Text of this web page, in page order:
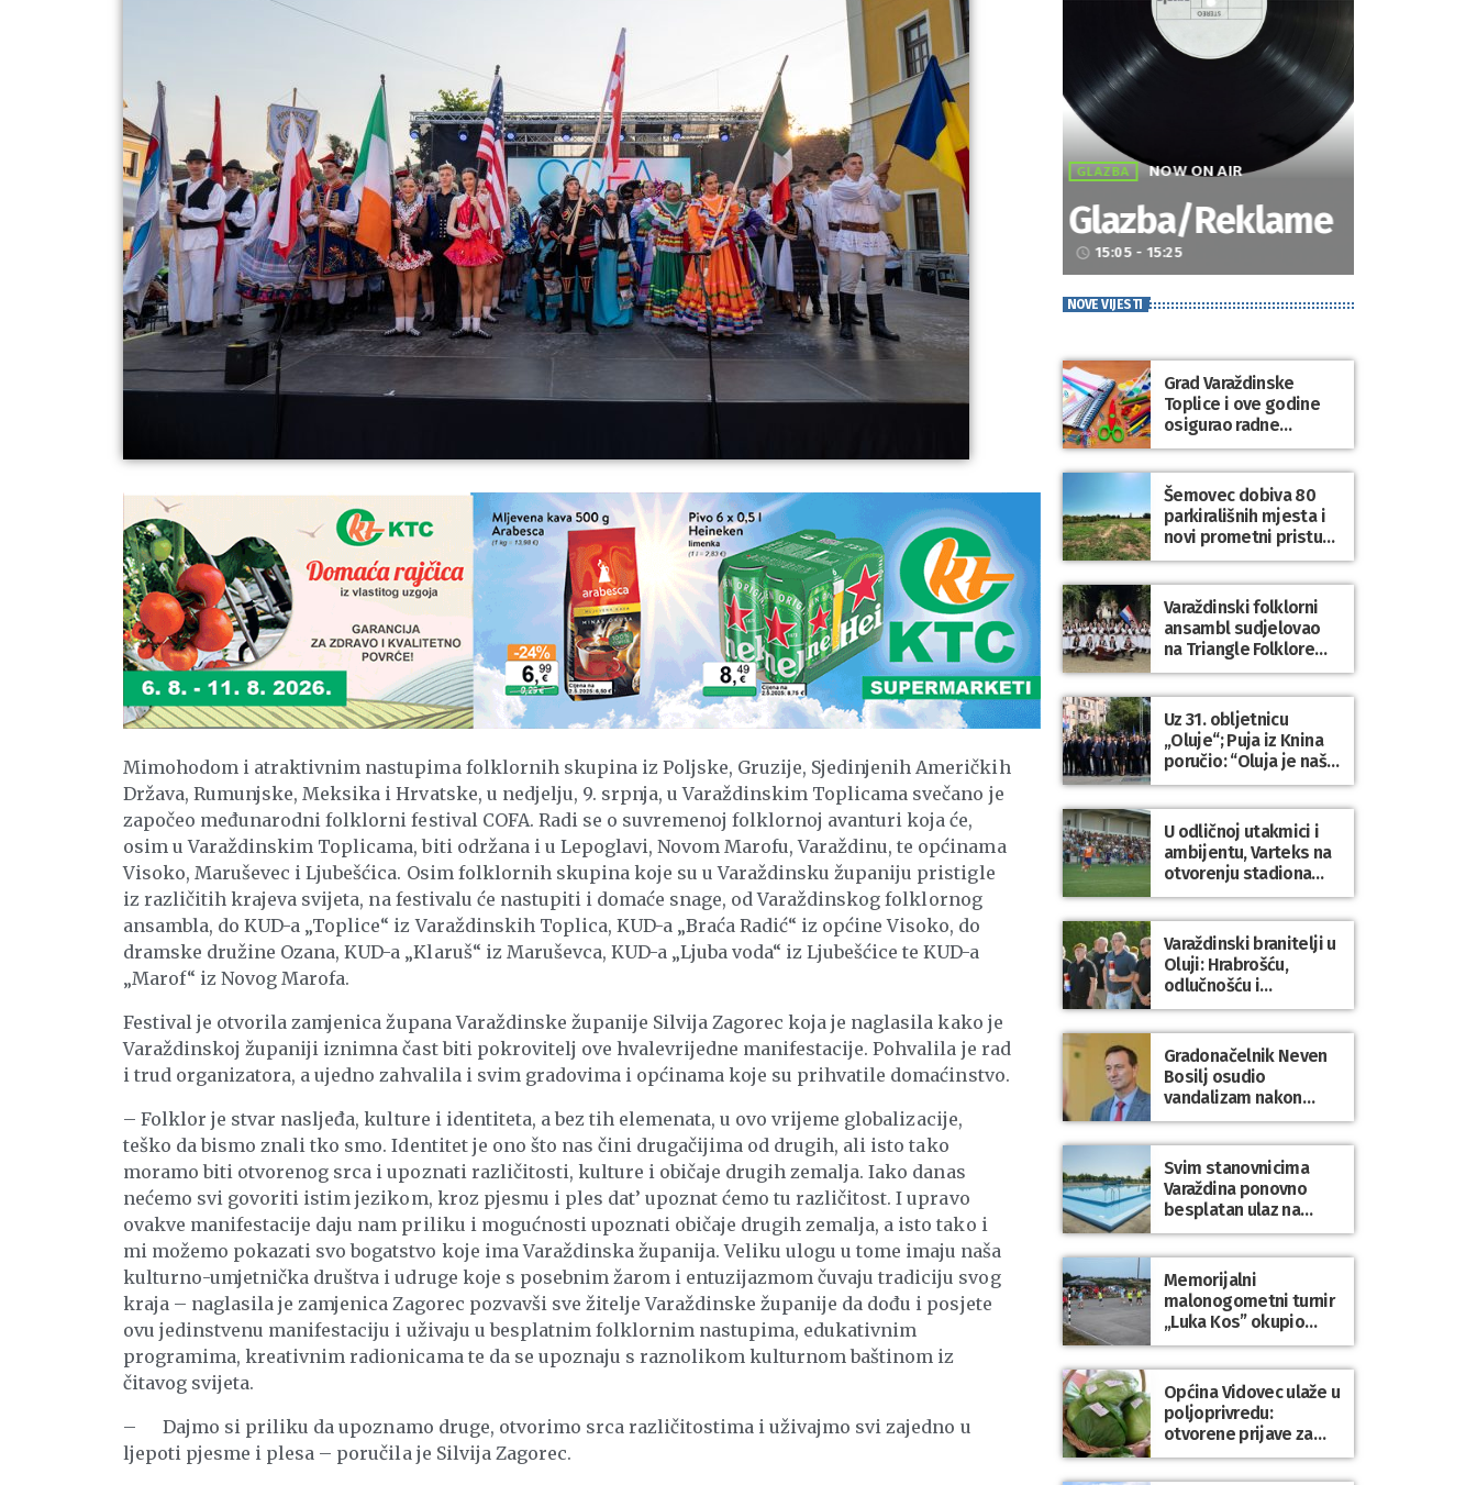
Mimohodom i atraktivnim nastupima folklornih skupina iz Poljske, Gruzije, Sjedinjenih Američkih
Država, Rumunjske, Meksika i Hrvatske, u nedjelju, 9. srpnja, u Varaždinskim Toplicama svečano je
započeo međunarodni folklorni festival COFA. Radi se o suvremenoj folklornoj avanturi koja će,
osim u Varaždinskim Toplicama, biti održana i u Lepoglavi, Novom Marofu, Varaždinu, te općinama
Visoko, Maruševec i Ljubešćica. Osim folklornih skupina koje su u Varaždinsku županiju pristigle
iz različitih krajeva svijeta, na festivalu će nastupiti i domaće snage, od Varaždinskog folklornog
ansambla, do KUD-a „Toplice“ iz Varaždinskih Toplica, KUD-a „Braća Radić“ iz općine Visoko, do
dramske družine Ozana, KUD-a „Klaruš“ iz Maruševca, KUD-a „Ljuba voda“ iz Ljubešćice te KUD-a
„Marof“ iz Novog Marofa.
Festival je otvorila zamjenica župana Varaždinske županije Silvija Zagorec koja je naglasila kako je
Varaždinskoj županiji iznimna čast biti pokrovitelj ove hvalevrijedne manifestacije. Pohvalila je rad
i trud organizatora, a ujedno zahvalila i svim gradovima i općinama koje su prihvatile domaćinstvo.
– Folklor je stvar nasljeđa, kulture i identiteta, a bez tih elemenata, u ovo vrijeme globalizacije,
teško da bismo znali tko smo. Identitet je ono što nas čini drugačijima od drugih, ali isto tako
moramo biti otvorenog srca i upoznati različitosti, kulture i običaje drugih zemalja. Iako danas
nećemo svi govoriti istim jezikom, kroz pjesmu i ples dat’ upoznat ćemo tu različitost. I upravo
ovakve manifestacije daju nam priliku i mogućnosti upoznati običaje drugih zemalja, a isto tako i
mi možemo pokazati svo bogatstvo koje ima Varaždinska županija. Veliku ulogu u tome imaju naša
kulturno-umjetnička društva i udruge koje s posebnim žarom i entuzijazmom čuvaju tradiciju svog
kraja – naglasila je zamjenica Zagorec pozvavši sve žitelje Varaždinske županije da dođu i posjete
ovu jedinstvenu manifestaciju i uživaju u besplatnim folklornim nastupima, edukativnim
programima, kreativnim radionicama te da se upoznaju s raznolikom kulturnom baštinom iz
čitavog svijeta.
– Dajmo si priliku da upoznamo druge, otvorimo srca različitostima i uživajmo svi zajedno u
ljepoti pjesme i plesa – poručila je Silvija Zagorec.
GLAZBA NOW ON AIR
Glazba/Reklame
access_time 15:05 - 15:25
NOVE VIJESTI
Grad Varaždinske
Toplice i ove godine
osigurao radne
bilježnice i dodatni
obrazovni materijal za
sve osnovnoškolce
Šemovec dobiva 80
parkirališnih mjesta i
novi prometni pristup
groblju
Varaždinski folklorni
ansambl sudjelovao
na Triangle Folklore
Festivalu u Danskoj
Uz 31. obljetnicu
„Oluje“; Puja iz Knina
poručio: “Oluja je naša
najveća pobjeda,
simbol slobode i
zajedništva!”
U odličnoj utakmici i
ambijentu, Varteks na
otvorenju stadiona
odigrao 1:1 s
Mariborom
Varaždinski branitelji u
Oluji: Hrabrošću,
odlučnošću i
zajedništvom do
slobodne Hrvatske!
Gradonačelnik Neven
Bosilj osudio
vandalizam nakon
utakmice NK Varaždin
– HNK Hajduk Split
Svim stanovnicima
Varaždina ponovno
besplatan ulaz na
Gradske bazene i
Gradsko kupalište na
Dravi
Memorijalni
malonogometni turnir
„Luka Kos” okupio
brojne ekipe i
posjetitelje u Sudovcu
Općina Vidovec ulaže u
poljoprivredu:
otvorene prijave za
općinske potpore